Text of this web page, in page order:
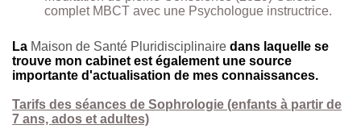
complet MBCT avec une Psychologue instructrice.
La Maison de Santé Pluridisciplinaire dans laquelle se
trouve mon cabinet est également une source
importante d'actualisation de mes connaissances.
Tarifs des séances de Sophrologie (enfants à partir de
7 ans, ados et adultes)